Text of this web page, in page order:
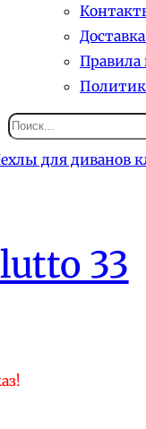
Правила
Поиск
для диванов
33